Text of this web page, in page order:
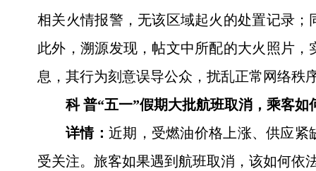
相关火情报警，无该区域起火的处置记录
此外，溯源发现，帖文中所配的大火照片
息，其行为刻意误导公众，扰乱正常网络秩
科 普“五一”假期大批航班取消，乘客
详情：近期，受燃油价格上涨、供应
受关注。旅客如果遇到航班取消，该如何依